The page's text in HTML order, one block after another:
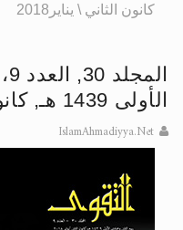
تعميم
اقرأ
الحجّ..
كانون الثاني \ يناير2018
الأولى 1439 هـ, كانون الثاني \ يناير2018
IslamAhmadiyya.Net